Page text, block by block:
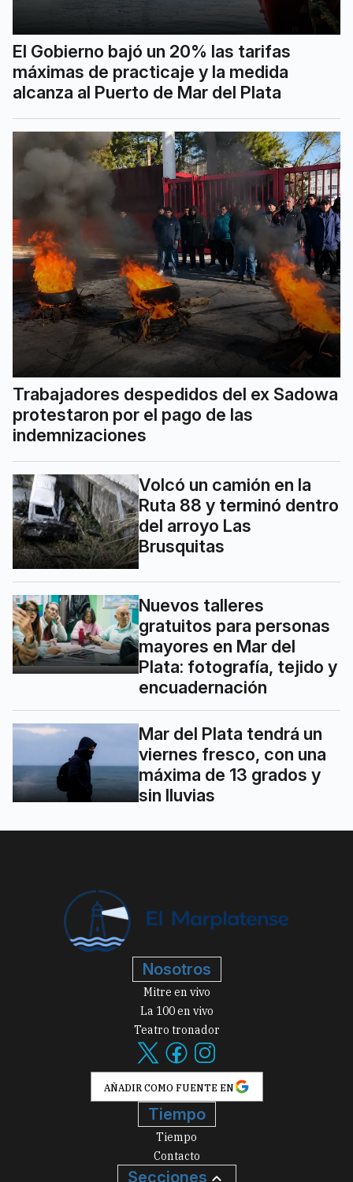
El Gobierno bajó un 20% las tarifas
máximas de practicaje y la medida
alcanza al Puerto de Mar del Plata
Trabajadores despedidos del ex Sadowa
protestaron por el pago de las
indemnizaciones
Volcó un camión en la
Ruta 88 y terminó dentro
del arroyo Las
Brusquitas
Nuevos talleres
gratuitos para personas
mayores en Mar del
Plata: fotografía, tejido y
encuadernación
Mar del Plata tendrá un
viernes fresco, con una
máxima de 13 grados y
sin lluvias
Nosotros
Mitre en vivo
La 100 en vivo
Teatro tronador
AÑADIR COMO FUENTE EN
Tiempo
Tiempo
Contacto
Secciones